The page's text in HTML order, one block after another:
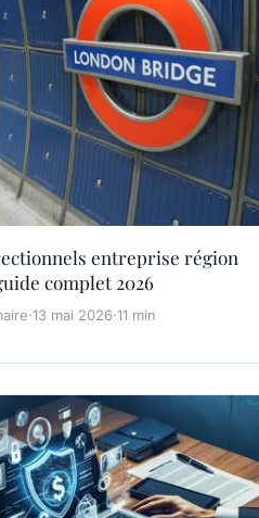
entreprise région
complet 2026
·13 mai 2026·11 min